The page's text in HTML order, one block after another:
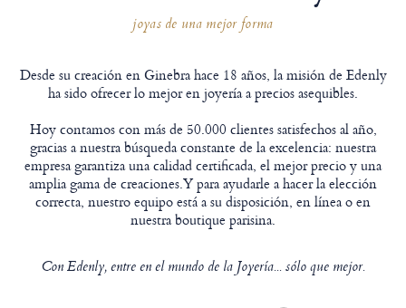
joyas de una mejor forma
Desde su creación en Ginebra hace 18 años, la misión de Edenly
ha sido ofrecer lo mejor en joyería a precios asequibles.
Hoy contamos con más de 50.000 clientes satisfechos al año,
gracias a nuestra búsqueda constante de la excelencia: nuestra
empresa garantiza una calidad certificada, el mejor precio y una
amplia gama de creaciones.Y para ayudarle a hacer la elección
correcta, nuestro equipo está a su disposición, en línea o en
nuestra boutique parisina.
Con Edenly, entre en el mundo de la Joyería... sólo que mejor.